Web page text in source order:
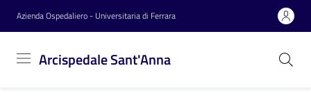
Vai al contenuto
Vai alla navigazione
Vai al footer
Azienda Ospedaliero - Universitaria di Ferrara
Arcispedale Sant'Anna
Sant'Anna